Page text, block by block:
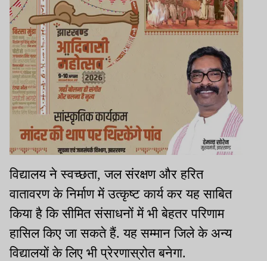
विद्यालय ने स्वच्छता, जल संरक्षण और हरित
वातावरण के निर्माण में उत्कृष्ट कार्य कर यह साबित
किया है कि सीमित संसाधनों में भी बेहतर परिणाम
हासिल किए जा सकते हैं. यह सम्मान जिले के अन्य
विद्यालयों के लिए भी प्रेरणास्रोत बनेगा.